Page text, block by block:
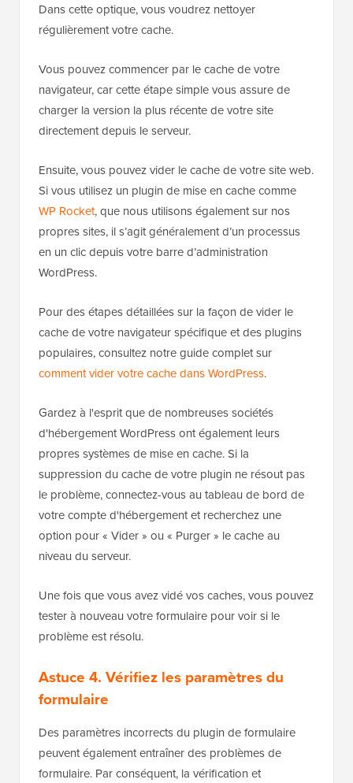
Dans cette optique, vous voudrez nettoyer
régulièrement votre cache.
Vous pouvez commencer par le cache de votre
navigateur, car cette étape simple vous assure de
charger la version la plus récente de votre site
directement depuis le serveur.
Ensuite, vous pouvez vider le cache de votre site web.
Si vous utilisez un plugin de mise en cache comme
WP Rocket, que nous utilisons également sur nos
propres sites, il s’agit généralement d’un processus
en un clic depuis votre barre d’administration
WordPress.
Pour des étapes détaillées sur la façon de vider le
cache de votre navigateur spécifique et des plugins
populaires, consultez notre guide complet sur
comment vider votre cache dans WordPress.
Gardez à l'esprit que de nombreuses sociétés
d'hébergement WordPress ont également leurs
propres systèmes de mise en cache. Si la
suppression du cache de votre plugin ne résout pas
le problème, connectez-vous au tableau de bord de
votre compte d'hébergement et recherchez une
option pour « Vider » ou « Purger » le cache au
niveau du serveur.
Une fois que vous avez vidé vos caches, vous pouvez
tester à nouveau votre formulaire pour voir si le
problème est résolu.
Astuce 4. Vérifiez les paramètres du
formulaire
Des paramètres incorrects du plugin de formulaire
peuvent également entraîner des problèmes de
formulaire. Par conséquent, la vérification et